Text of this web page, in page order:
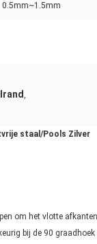
0.5mm~1.5mm
,
staal/Pools Zilver
om het vlotte
bij de 90 graadhoek